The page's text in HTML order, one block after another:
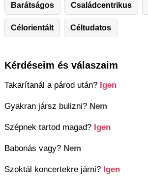
Barátságos Családcentrikus
Célorientált Céltudatos
Kérdéseim és válaszaim
Takarítanál a párod után? Igen
Gyakran jársz bulizni? Nem
Szépnek tartod magad? Igen
Babonás vagy? Nem
Szoktál koncertekre járni? Igen